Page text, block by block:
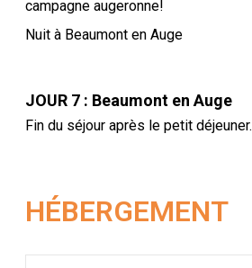
campagne augeronne!
Nuit à Beaumont en Auge
JOUR 7 : Beaumont en Auge
Fin du séjour après le petit déjeuner.
HÉBERGEMENT